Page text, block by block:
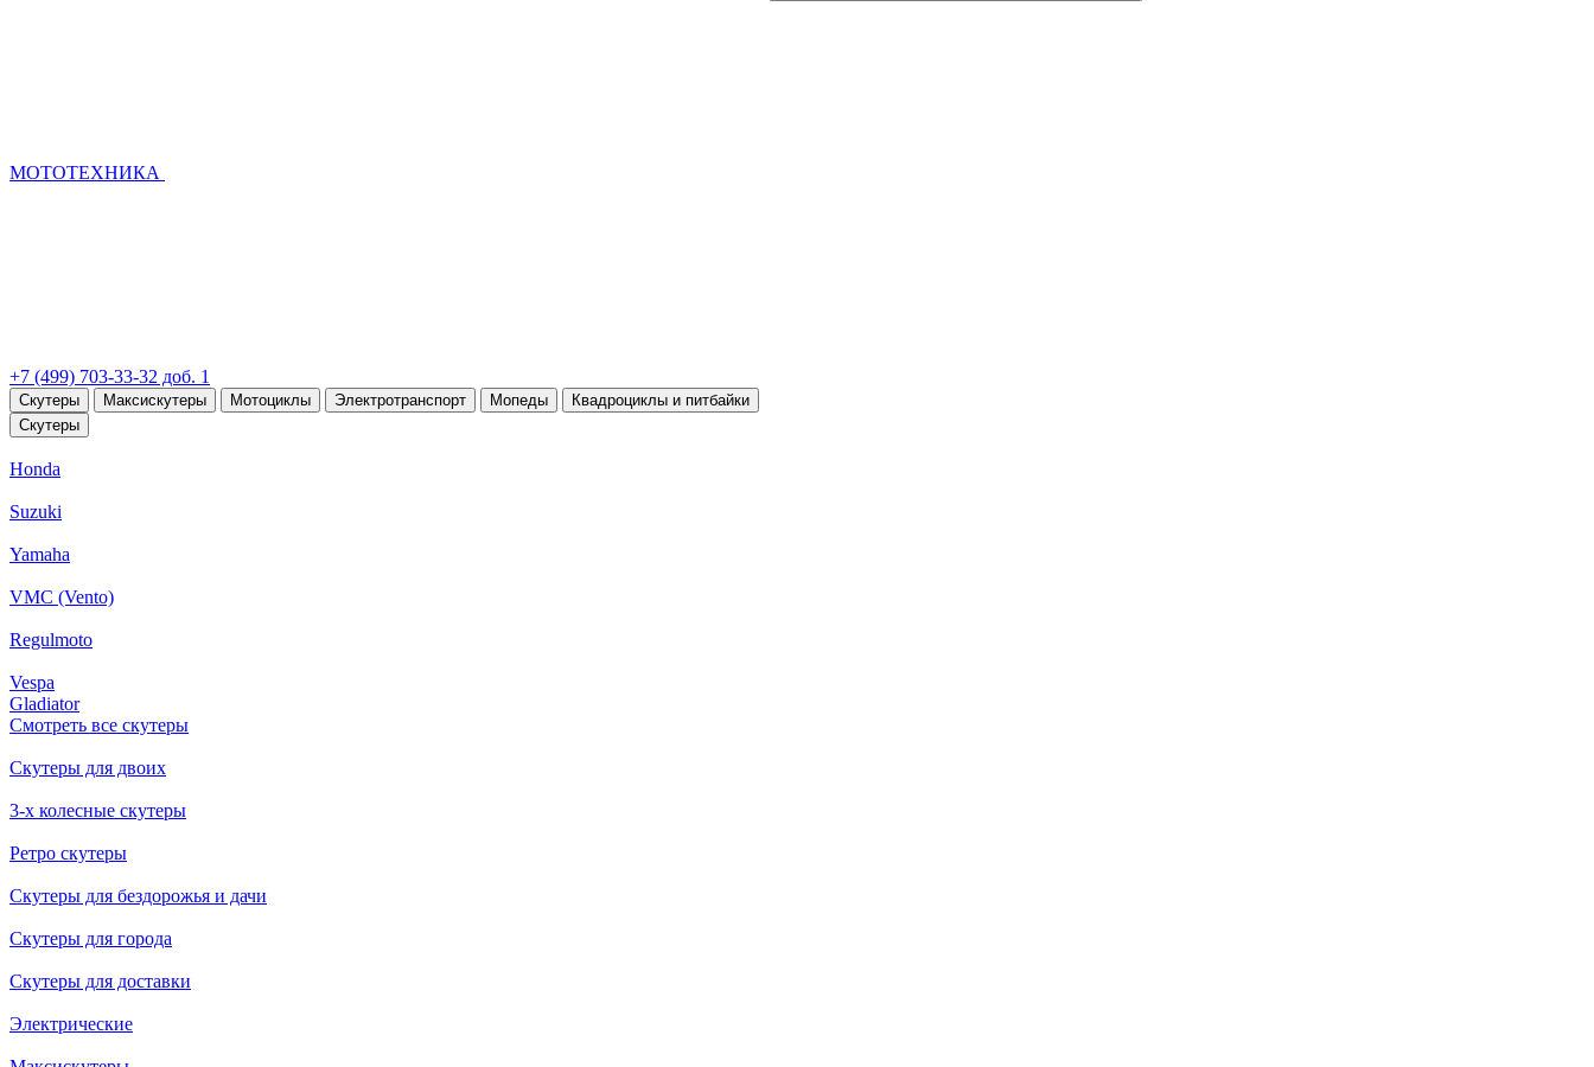
МОТОТЕХНИКА
+7 (499) 703-33-32 доб. 1
Скутеры Максискутеры Мотоциклы Электротранспорт Мопеды
Квадроциклы и питбайки
Скутеры
Honda
Suzuki
Yamaha
VMC (Vento)
Regulmoto
Vespa
Gladiator
Смотреть все скутеры
Скутеры для двоих
3-х колесные скутеры
Ретро скутеры
Скутеры для бездорожья и дачи
Скутеры для города
Скутеры для доставки
Электрические